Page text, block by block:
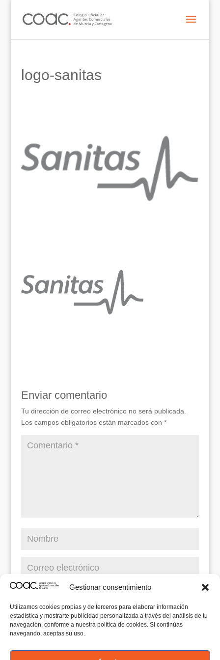
Gestionar consentimiento
Utilizamos cookies propias y de terceros para elaborar información
estadística y mostrarte publicidad personalizada a través del análisis de tu
navegación, conforme a nuestra política de cookies. Si continúas
navegando, aceptas su uso.
logo-sanitas
Enviar comentario
Tu dirección de correo electrónico no será publicada.
Los campos obligatorios están marcados con *